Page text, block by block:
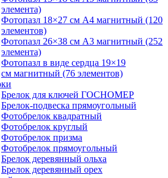
элемента)
Фотопазл 18×27 см А4 магнитный (120
элементов)
Фотопазл 26×38 см А3 магнитный (252
элемента)
Фотопазл в виде сердца 19×19
см магнитный (76 элементов)
Брелок для ключей ГОСНОМЕР
Брелок-подвеска прямоугольный
Фотобрелок квадратный
Фотобрелок круглый
Фотобрелок призма
Фотобрелок прямоугольный
Брелок деревянный ольха
Брелок деревянный орех